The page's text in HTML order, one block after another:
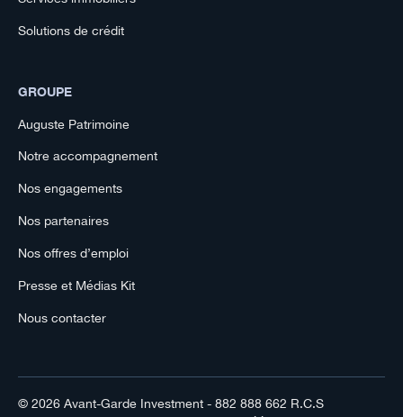
Solutions de crédit
GROUPE
Auguste Patrimoine
Notre accompagnement
Nos engagements
Nos partenaires
Nos offres d’emploi
Presse et Médias Kit
Nous contacter
© 2026 Avant-Garde Investment- 882 888 662 R.C.S